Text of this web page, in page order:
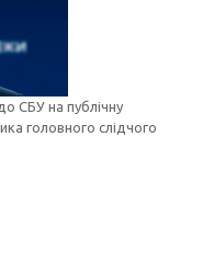
СБУ на публічну
головного слідчого